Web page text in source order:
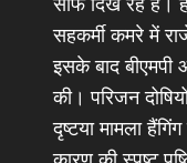
सहकर्मी कमरे में
इसके बाद
की। परिजन
दृष्टया मामला